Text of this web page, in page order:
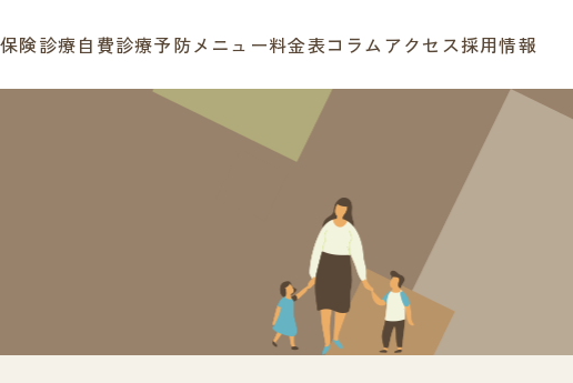
保険診療自費診療予防メニュー料金表コラム アクセス採用情報